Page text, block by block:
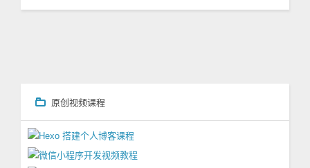
原创视频课程